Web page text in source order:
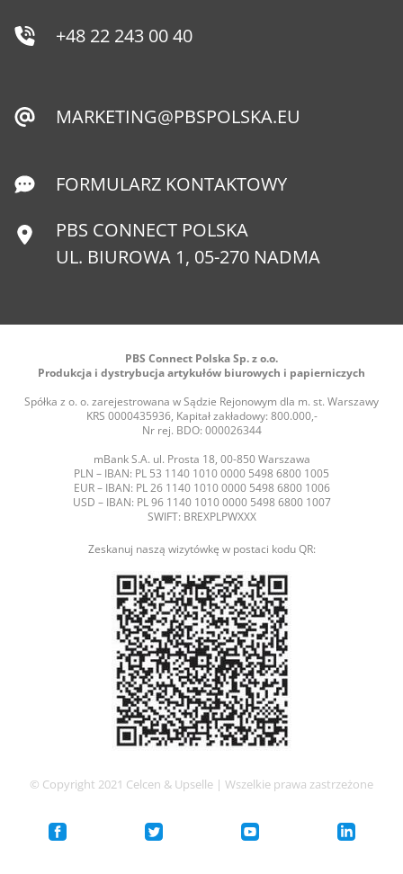
+48 22 243 00 40
MARKETING@PBSPOLSKA.EU
FORMULARZ KONTAKTOWY
PBS CONNECT POLSKA
UL. BIUROWA 1, 05-270 NADMA
PBS Connect Polska Sp. z o.o.
Produkcja i dystrybucja artykułów biurowych i papierniczych
Spółka z o. o. zarejestrowana w Sądzie Rejonowym dla m. st. Warszawy
KRS 0000435936, Kapitał zakładowy: 800.000,-
Nr rej. BDO: 000026344
mBank S.A. ul. Prosta 18, 00-850 Warszawa
PLN – IBAN: PL 53 1140 1010 0000 5498 6800 1005
EUR – IBAN: PL 26 1140 1010 0000 5498 6800 1006
USD – IBAN: PL 96 1140 1010 0000 5498 6800 1007
SWIFT: BREXPLPWXXX
Zeskanuj naszą wizytówkę w postaci kodu QR:
© Copyright 2021 Celcen & Upselle | Wszelkie prawa zastrzeżone